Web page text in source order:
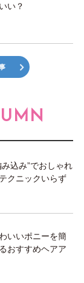
い？
込み”でおしゃれ
クニックいらず
いいポニーを簡
おすすめヘアア